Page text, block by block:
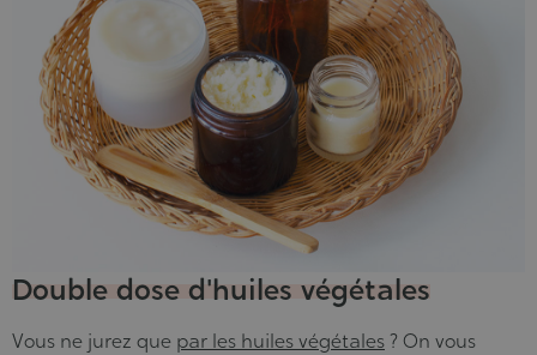
Double dose d'huiles végétales
Vous ne jurez que par les huiles végétales ? On vous